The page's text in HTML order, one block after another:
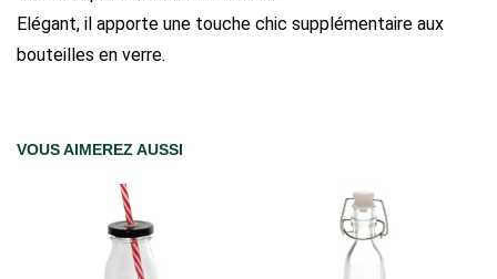
Elégant, il apporte une touche chic supplémentaire aux
bouteilles en verre.
VOUS AIMEREZ AUSSI